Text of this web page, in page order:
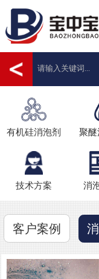
有机硅消泡剂 聚醚
技术方案 消
客户案例